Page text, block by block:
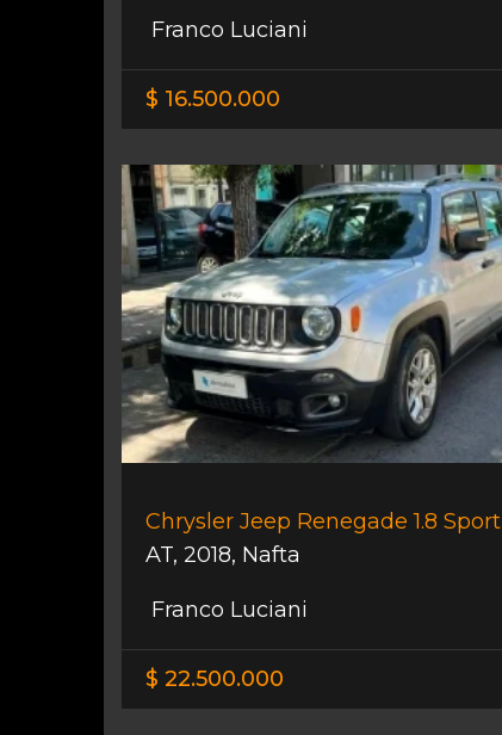
Franco Luciani
$ 16.500.000
Chrysler Jeep Renegade 1.8 Sport
AT, 2018, Nafta
Franco Luciani
$ 22.500.000